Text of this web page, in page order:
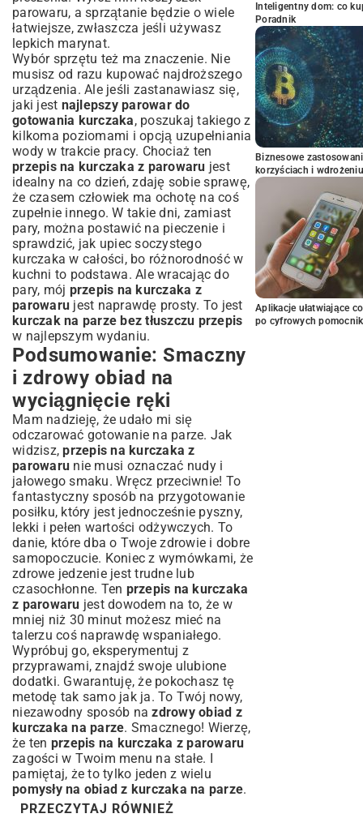
parowaru, a sprzątanie będzie o wiele
łatwiejsze, zwłaszcza jeśli używasz
lepkich marynat.
Wybór sprzętu też ma znaczenie. Nie
musisz od razu kupować najdroższego
urządzenia. Ale jeśli zastanawiasz się,
jaki jest najlepszy parowar do
gotowania kurczaka, poszukaj takiego z
kilkoma poziomami i opcją uzupełniania
wody w trakcie pracy. Chociaż ten
przepis na kurczaka z parowaru jest
idealny na co dzień, zdaję sobie sprawę,
że czasem człowiek ma ochotę na coś
zupełnie innego. W takie dni, zamiast
pary, można postawić na pieczenie i
sprawdzić, jak upiec soczystego
kurczaka w całości, bo różnorodność w
kuchni to podstawa. Ale wracając do
pary, mój przepis na kurczaka z
parowaru jest naprawdę prosty. To jest
kurczak na parze bez tłuszczu przepis
w najlepszym wydaniu.
Podsumowanie: Smaczny
i zdrowy obiad na
wyciągnięcie ręki
Mam nadzieję, że udało mi się
odczarować gotowanie na parze. Jak
widzisz,przepis na kurczaka z
parowaru nie musi oznaczać nudy i
jałowego smaku. Wręcz przeciwnie! To
fantastyczny sposób na przygotowanie
posiłku, który jest jednocześnie pyszny,
lekki i pełen wartości odżywczych. To
danie, które dba o Twoje zdrowie i dobre
samopoczucie. Koniec z wymówkami, że
zdrowe jedzenie jest trudne lub
czasochłonne. Ten przepis na kurczaka
z parowaru jest dowodem na to, że w
mniej niż 30 minut możesz mieć na
talerzu coś naprawdę wspaniałego.
Wypróbuj go, eksperymentuj z
przyprawami, znajdź swoje ulubione
dodatki. Gwarantuję, że pokochasz tę
metodę tak samo jak ja. To Twój nowy,
niezawodny sposób nazdrowy obiad z
kurczaka na parze. Smacznego! Wierzę,
że ten przepis na kurczaka z parowaru
zagości w Twoim menu na stałe. I
pamiętaj, że to tylko jeden z wielu
pomysły na obiad z kurczaka na parze.
PRZECZYTAJ RÓWNIEŻ
Inteligentny dom: co
Poradnik
Biznesowe
korzyściach i wdrożeniu
Aplikacje ułatwiające
po cyfrowych